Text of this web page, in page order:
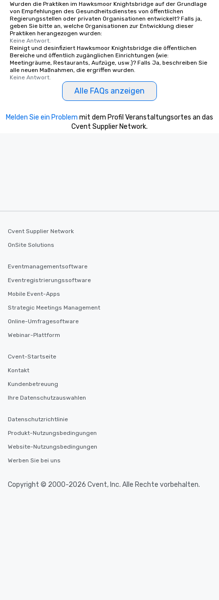
Wurden die Praktiken im Hawksmoor Knightsbridge auf der Grundlage
von Empfehlungen des Gesundheitsdienstes von öffentlichen
Regierungsstellen oder privaten Organisationen entwickelt? Falls ja,
geben Sie bitte an, welche Organisationen zur Entwicklung dieser
Praktiken herangezogen wurden:
Keine Antwort.
Reinigt und desinfiziert Hawksmoor Knightsbridge die öffentlichen
Bereiche und öffentlich zugänglichen Einrichtungen (wie:
Meetingräume, Restaurants, Aufzüge, usw.)? Falls Ja, beschreiben Sie
alle neuen Maßnahmen, die ergriffen wurden.
Keine Antwort.
Alle FAQs anzeigen
Melden Sie ein Problem mit dem Profil Veranstaltungsortes an das
Cvent Supplier Network.
Cvent Supplier Network
OnSite Solutions
Eventmanagementsoftware
Eventregistrierungssoftware
Mobile Event-Apps
Strategic Meetings Management
Online-Umfragesoftware
Webinar-Plattform
Cvent-Startseite
Kontakt
Kundenbetreuung
Ihre Datenschutzauswahlen
Datenschutzrichtlinie
Produkt-Nutzungsbedingungen
Website-Nutzungsbedingungen
Werben Sie bei uns
Copyright © 2000-2026 Cvent, Inc. Alle Rechte vorbehalten.